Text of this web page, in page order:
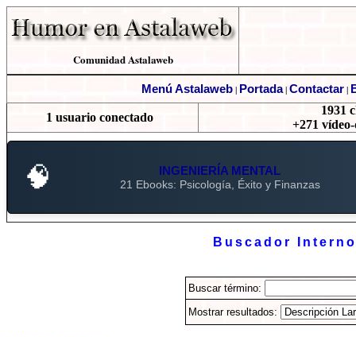
Comunidad Astalaweb
Menú Astalaweb| Portada| Contactar|
1 usuario conectado
1931
+271
🧠
INGENIERÍA MENTAL
21 Ebooks: Psicología, Éxito y Finanzas
Buscador
Buscar término:
Mostrar resultados: